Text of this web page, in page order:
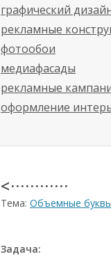
графический
рекламные
фотообои
медиафасады
рекламные
оформление
< · · · · · · · · · · · ·
Тема: Объемные буквы
Задача: